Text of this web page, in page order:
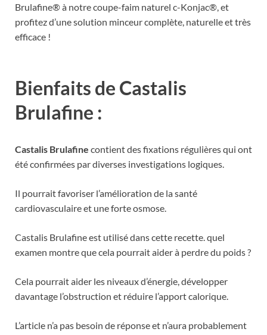
Brulafine® à notre coupe-faim naturel c-Konjac®, et
profitez d’une solution minceur complète, naturelle et très
efficace !
Bienfaits de Castalis
Brulafine :
Castalis Brulafine contient des fixations régulières qui ont
été confirmées par diverses investigations logiques.
Il pourrait favoriser l’amélioration de la santé
cardiovasculaire et une forte osmose.
Castalis Brulafine est utilisé dans cette recette. quel
examen montre que cela pourrait aider à perdre du poids ?
Cela pourrait aider les niveaux d’énergie, développer
davantage l’obstruction et réduire l’apport calorique.
L’article n’a pas besoin de réponse et n’aura probablement